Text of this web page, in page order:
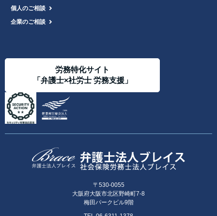
個人のご相談
企業のご相談
労務特化サイト
「弁護士×社労士 労務支援」
〒530-0055
大阪府大阪市北区野崎町7-8
梅田パークビル9階